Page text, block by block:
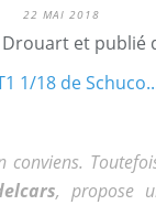
22 MAI 2018
et publié
conviens.
, propose